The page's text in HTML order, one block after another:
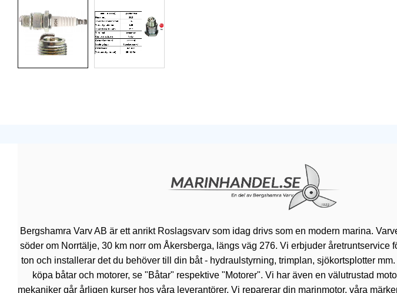
Bergshamra Varv AB är ett anrikt Roslagsvarv som idag drivs som en modern marina.
söder om Norrtälje, 30 km norr om Åkersberga, längs väg 276. Vi erbjuder åretruntservice
ton och installerar det du behöver till din båt - hydraulstyrning, trimplan, sjökortsplotter
köpa båtar och motorer, se "Båtar" respektive "Motorer". Vi har även en välutrustad
mekaniker går årligen kurser hos våra leverantörer. Vi reparerar din marinmotor, våra